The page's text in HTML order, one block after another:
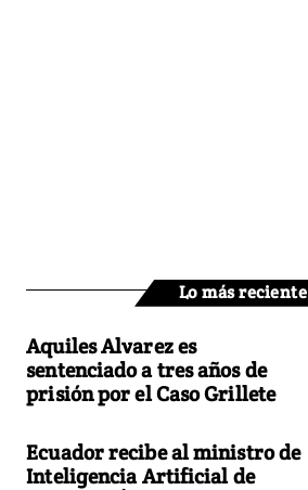
Lo más reciente
Aquiles Alvarez es
sentenciado a tres años de
prisión por el Caso Grillete
Ecuador recibe al ministro de
Inteligencia Artificial de